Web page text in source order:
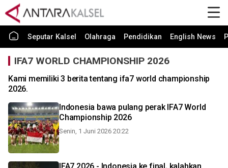
Seputar Kalsel Olahraga Pendidikan English News
IFA7 WORLD CHAMPIONSHIP 2026
Kami memiliki 3 berita tentang ifa7 world championship
2026.
Indonesia bawa pulang perak IFA7 World
Championship 2026
Senin, 1 Juni 2026 20:22